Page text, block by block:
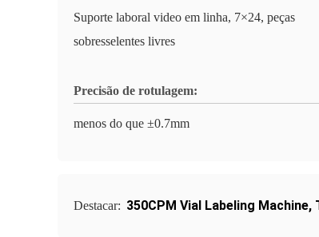
Suporte laboral video em linha, 7×24, peças
sobresselentes livres
Precisão de rotulagem:
menos do que ±0.7mm
Destacar: 350CPM Vial Labeling Machine,